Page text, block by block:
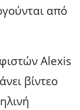
από
Alexis
βίντεο